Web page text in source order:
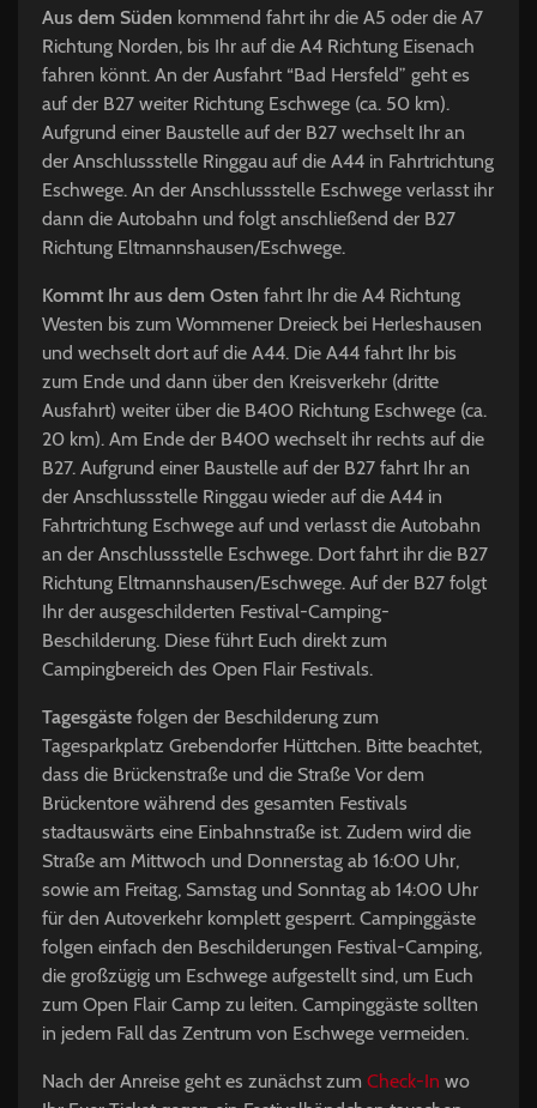
Aus dem Süden kommend fahrt ihr die A5 oder die A7
Richtung Norden, bis Ihr auf die A4 Richtung Eisenach
fahren könnt. An der Ausfahrt “Bad Hersfeld” geht es
auf der B27 weiter Richtung Eschwege (ca. 50 km).
Aufgrund einer Baustelle auf der B27 wechselt Ihr an
der Anschlussstelle Ringgau auf die A44 in Fahrtrichtung
Eschwege. An der Anschlussstelle Eschwege verlasst ihr
dann die Autobahn und folgt anschließend der B27
Richtung Eltmannshausen/Eschwege.
Kommt Ihr aus dem Osten fahrt Ihr die A4 Richtung
Westen bis zum Wommener Dreieck bei Herleshausen
und wechselt dort auf die A44. Die A44 fahrt Ihr bis
zum Ende und dann über den Kreisverkehr (dritte
Ausfahrt) weiter über die B400 Richtung Eschwege (ca.
20 km). Am Ende der B400 wechselt ihr rechts auf die
B27. Aufgrund einer Baustelle auf der B27 fahrt Ihr an
der Anschlussstelle Ringgau wieder auf die A44 in
Fahrtrichtung Eschwege auf und verlasst die Autobahn
an der Anschlussstelle Eschwege. Dort fahrt ihr die B27
Richtung Eltmannshausen/Eschwege. Auf der B27 folgt
Ihr der ausgeschilderten Festival-Camping-
Beschilderung. Diese führt Euch direkt zum
Campingbereich des Open Flair Festivals.
Tagesgäste folgen der Beschilderung zum
Tagesparkplatz Grebendorfer Hüttchen. Bitte beachtet,
dass die Brückenstraße und die Straße Vor dem
Brückentore während des gesamten Festivals
stadtauswärts eine Einbahnstraße ist. Zudem wird die
Straße am Mittwoch und Donnerstag ab 16:00 Uhr,
sowie am Freitag, Samstag und Sonntag ab 14:00 Uhr
für den Autoverkehr komplett gesperrt. Campinggäste
folgen einfach den Beschilderungen Festival-Camping,
die großzügig um Eschwege aufgestellt sind, um Euch
zum Open Flair Camp zu leiten. Campinggäste sollten
in jedem Fall das Zentrum von Eschwege vermeiden.
Nach der Anreise geht es zunächst zum Check-In wo